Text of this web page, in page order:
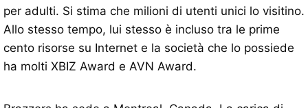
per adulti. Si stima che milioni di utenti unici lo visitino.
Allo stesso tempo, lui stesso è incluso tra le prime
cento risorse su Internet e la società che lo possiede
ha molti XBIZ Award e AVN Award.